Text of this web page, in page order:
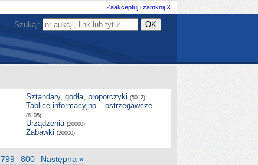
Zaakceptuj i zamknij X
Szukaj:
Sztandary, godła, proporczyki (5012)
Tablice informacyjno – ostrzegawcze
(6105)
Urządzenia (20000)
Zabawki (20000)
799 800 Następna »